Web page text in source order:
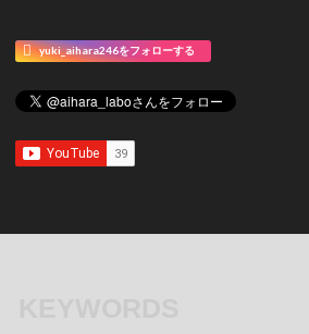
yuki_aihara246をフォローする